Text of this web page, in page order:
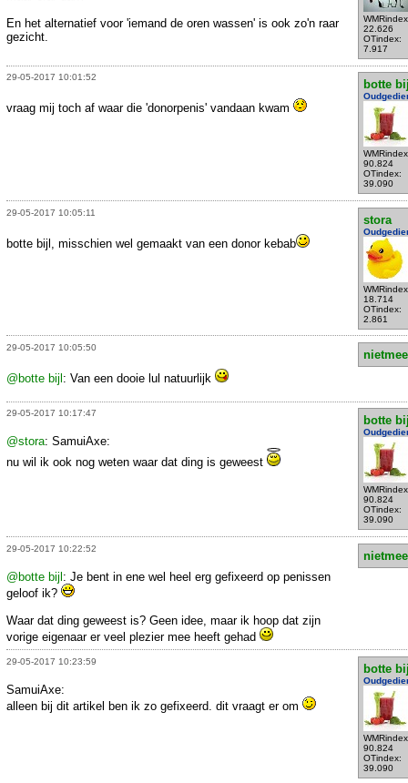
22.626
OTindex:
7.917
En het alternatief voor 'iemand de oren wassen' is ook zo'n raar
gezicht.
29-05-2017 10:01:52
botte
90.824
OTindex:
39.090
vraag mij toch af waar die 'donorpenis' vandaan kwam
29-05-2017 10:05:11
stora
18.714
OTindex:
2.861
botte bijl, misschien wel gemaakt van een donor kebab
29-05-2017 10:05:50
@botte bijl : Van een dooie lul natuurlijk
29-05-2017 10:17:47
botte
90.824
OTindex:
39.090
@stora: SamuiAxe:
nu wil ik ook nog weten waar dat ding is geweest
29-05-2017 10:22:52
@botte bijl: Je bent in ene wel heel erg gefixeerd op penissen
geloof ik?
Waar dat ding geweest is? Geen idee, maar ik hoop dat zijn
vorige eigenaar er veel plezier mee heeft gehad
29-05-2017 10:23:59
botte
90.824
OTindex:
39.090
SamuiAxe:
alleen bij dit artikel ben ik zo gefixeerd. dit vraagt er om